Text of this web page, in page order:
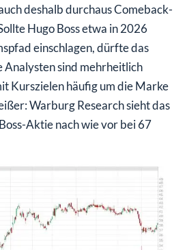
deshalb durchaus Comeback-
Hugo Boss etwa in 2026
einschlagen, dürfte das
sind mehrheitlich
Kurszielen häufig um die Marke
Warburg Research sieht das
Aktie nach wie vor bei 67